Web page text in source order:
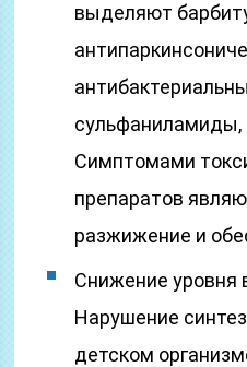
выделяют
сульфаниламиды,
Симптомами
препаратов
разжижение и
Снижение уровня
Нарушение
детском